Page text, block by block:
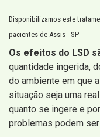
Disponibilizamos este
pacientes de Assis - SP
Os efeitos do LSD
quantidade ingerida,
do ambiente em que
situação seja uma
quanto se ingere e
problemas podem